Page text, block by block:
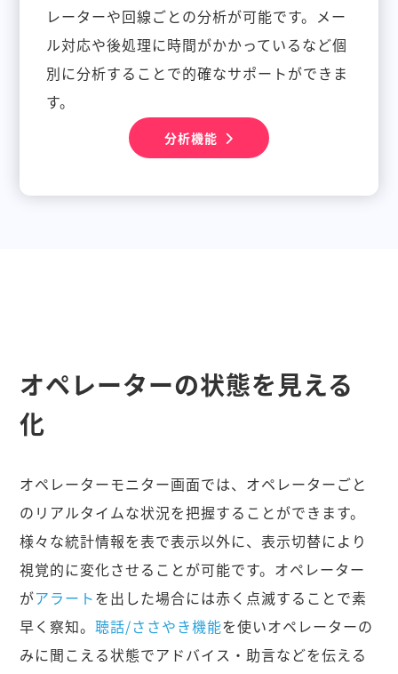
レーターや回線ごとの分析が可能です。メー
ル対応や後処理に時間がかかっているなど個
別に分析することで的確なサポートができま
す。
分析機能
オペレーターの状態を見える
化
オペレーターモニター画面では、オペレーターごと
のリアルタイムな状況を把握することができます。
様々な統計情報を表で表示以外に、表示切替により
視覚的に変化させることが可能です。オペレーター
がアラートを出した場合には赤く点滅することで素
早く察知。聴話/ささやき機能を使いオペレーターの
みに聞こえる状態でアドバイス・助言などを伝える